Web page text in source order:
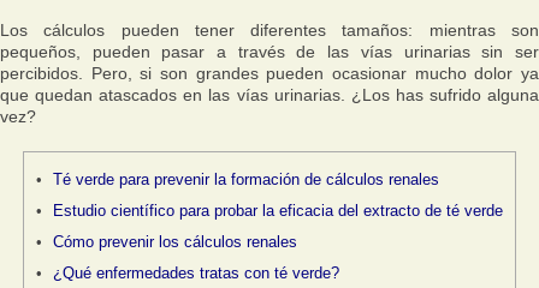
Los cálculos pueden tener diferentes tamaños: mientras son
pequeños, pueden pasar a través de las vías urinarias sin ser
percibidos. Pero, si son grandes pueden ocasionar mucho dolor ya
que quedan atascados en las vías urinarias. ¿Los has sufrido alguna
vez?
Té verde para prevenir la formación de cálculos renales
Estudio científico para probar la eficacia del extracto de té verde
Cómo prevenir los cálculos renales
¿Qué enfermedades tratas con té verde?